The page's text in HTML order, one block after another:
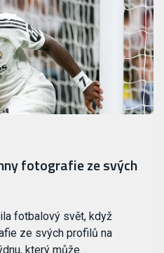
fotografie ze svých
fotbalový svět, když
ze svých profilů na
který může…